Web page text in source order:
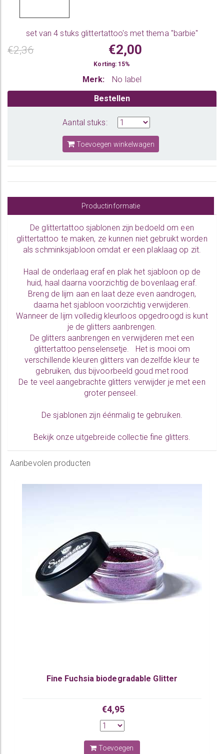
set van 4 stuks glittertattoo's met thema "barbie"
€2,36 €2,00
Korting: 15%
Merk:
No label
Bestellen
Aantal stuks:
Toevoegen winkelwagen
Productinformatie
De glittertattoo sjablonen zijn bedoeld om een
glittertattoo te maken, ze kunnen niet gebruikt worden
als schminksjabloon omdat er een plaklaag op zit.
Haal de onderlaag eraf en plak het sjabloon op de
huid, haal daarna voorzichtig de bovenlaag eraf.
Breng de lijm aan en laat deze even aandrogen,
daarna het sjabloon voorzichtig verwijderen.
Wanneer de lijm volledig kleurloos opgedroogd is kunt
je de glitters aanbrengen.
De glitters aanbrengen en verwijderen met een
glittertattoo penselensetje. Het is mooi om
verschillende kleuren glitters van dezelfde kleur te
gebruiken, dus bijvoorbeeld goud met rood
De te veel aangebrachte glitters verwijder je met een
groter penseel.
De sjablonen zijn éénmalig te gebruiken.
Bekijk onze uitgebreide collectie fine glitters.
Aanbevolen producten
Fine Fuchsia biodegradable Glitter
€4,95
Toevoegen